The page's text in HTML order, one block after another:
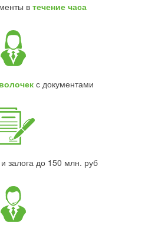
в течение часа
с документами
и залога до 150 млн. руб